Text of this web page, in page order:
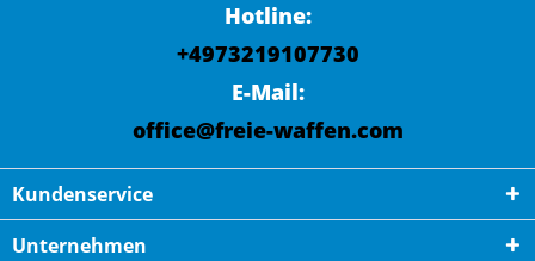
Hotline:
+4973219107730
E-Mail:
office@freie-waffen.com
Kundenservice
Unternehmen